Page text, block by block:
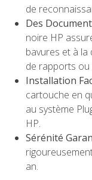
de
Des
noire HP
bavures et à
de rapports ou
Installation
cartouche en
au système
HP.
Sérénité
an.